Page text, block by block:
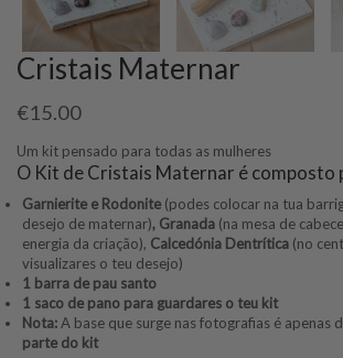
Cristais Maternar
€15.00
Um kit pensado para todas as mulheres
O Kit de Cristais Maternar é composto
Garnierite e Rodonite (podes colocar na tua
desejo de maternar), Granada (na mesa de
energia da criação), Calcedónia Dentrítica (no
visualizares o teu desejo)
1 barra de pau santo
1 saco de pano para guardares o teu kit
Nota:A base que surge nas fotografias é apenas
parte do kit